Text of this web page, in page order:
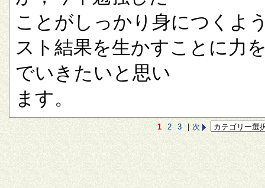
ことがしっかり身につくよ
スト結果を生かすことに力
でいきたいと思い
ます。
1 2 3 次